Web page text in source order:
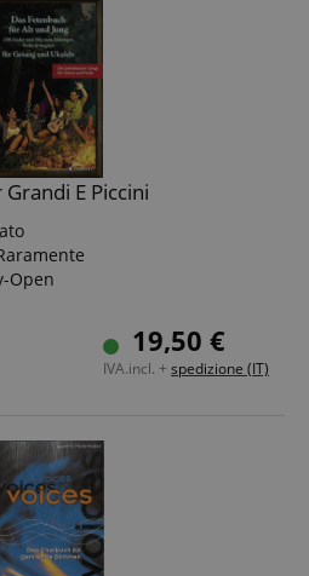
E Piccini
Open
Di Canzoni
Per Tutte Le Canzoni
19,50 €
IVA.incl. + spedizione (IT)